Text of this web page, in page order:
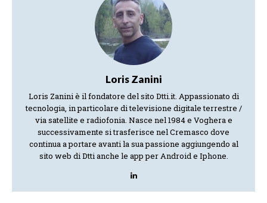
Loris Zanini
Loris Zanini è il fondatore del sito Dtti.it. Appassionato di
tecnologia, in particolare di televisione digitale terrestre /
via satellite e radiofonia. Nasce nel 1984 e Voghera e
successivamente si trasferisce nel Cremasco dove
continua a portare avanti la sua passione aggiungendo al
sito web di Dtti anche le app per Android e Iphone.